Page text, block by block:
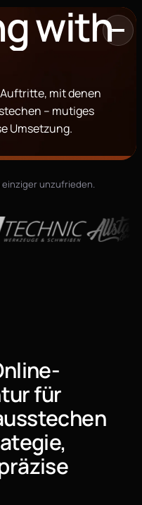
with
mit denen
– mutiges
Umsetzung.
einziger unzufrieden.
für